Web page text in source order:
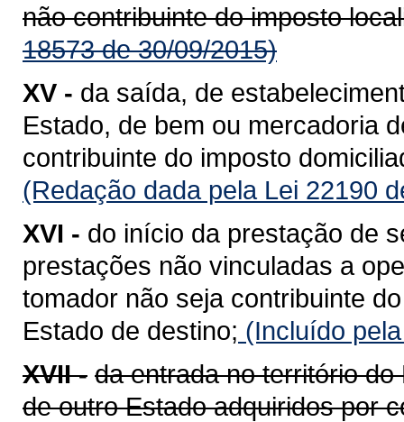
não contribuinte do imposto
18573 de 30/09/2015)
XV - da saída, de
Estado, de bem ou mercadoria
contribuinte do imposto
(Redação dada pela Lei 22190
XVI - do início da prestação de
prestações não vinculadas a
tomador não seja contribuinte
Estado de destino; (Incluído
XVII - da entrada no território
de outro Estado adquiridos por